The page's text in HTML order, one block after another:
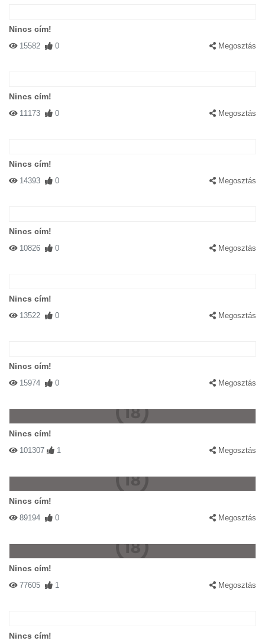
Nincs cím!
15582 0 Megosztás
Nincs cím!
11173 0 Megosztás
Nincs cím!
14393 0 Megosztás
Nincs cím!
10826 0 Megosztás
Nincs cím!
13522 0 Megosztás
Nincs cím!
15974 0 Megosztás
Nincs cím!
101307 1 Megosztás
Nincs cím!
89194 0 Megosztás
Nincs cím!
77605 1 Megosztás
Nincs cím!